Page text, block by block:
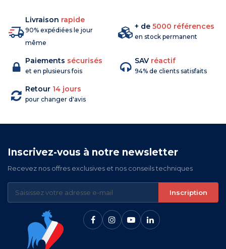
Livraison rapide
90% expédiées le jour
même
+ de 5000 références
en stock permanent
Paiements sécurisés
et en plusieurs fois
SAV réactif
94% de clients satisfaits
Retour 14 jours
pour changer d'avis
Inscrivez-vous à notre newsletter
Recevez nos offres exclusives et nos conseils techniques
Inscription